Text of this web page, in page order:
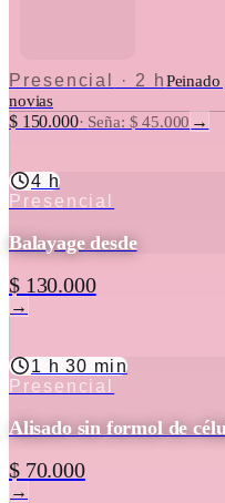
Presencial · 2 h
novias
$ 150.000· Seña: $ 45.000 →
4 h
Presencial
Balayage desde
$ 130.000
→
1 h 30 min
Presencial
Alisado sin formol de
$ 70.000
→